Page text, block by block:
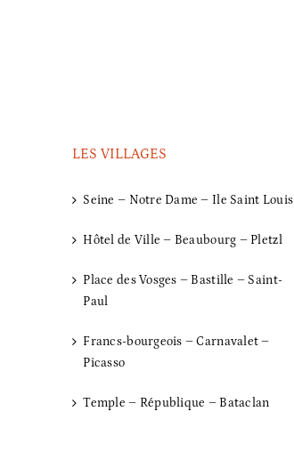
LES VILLAGES
Seine – Notre Dame – Ile Saint Louis
Hôtel de Ville – Beaubourg – Pletzl
Place des Vosges – Bastille – Saint-
Paul
Francs-bourgeois – Carnavalet –
Picasso
Temple – République – Bataclan